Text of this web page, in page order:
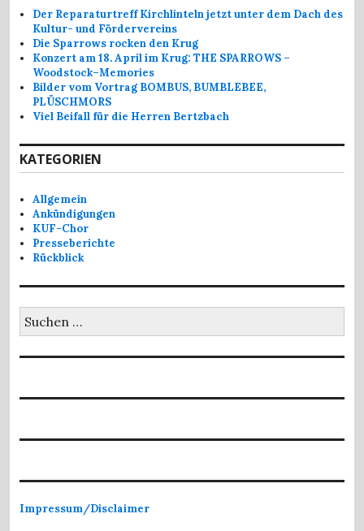
Der Reparaturtreff Kirchlinteln jetzt unter dem Dach des
Kultur- und Fördervereins
Die Sparrows rocken den Krug
Konzert am 18. April im Krug: THE SPARROWS –
Woodstock–Memories
Bilder vom Vortrag BOMBUS, BUMBLEBEE,
PLÜSCHMORS
Viel Beifall für die Herren Bertzbach
KATEGORIEN
Allgemein
Ankündigungen
KUF-Chor
Presseberichte
Rückblick
nach:
Impressum/Disclaimer